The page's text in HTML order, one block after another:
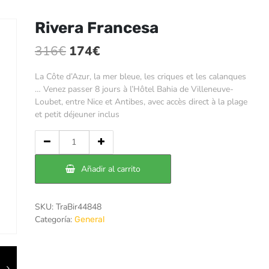
Rivera Francesa
316€ El
precio
original
era:
316€.
174€El
precio
actual
es:
La Côte d’Azur, la mer bleue, les criques et les calanques
… Venez passer 8 jours à l’Hôtel Bahia de Villeneuve-
Loubet, entre Nice et Antibes, avec accès direct à la plage
et petit déjeuner inclus
FrancesaAñadir al carrito
SKU: TraBir44848
Categoría: General